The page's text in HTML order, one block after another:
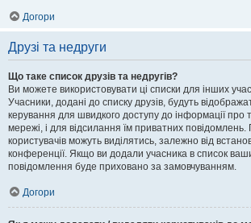
Догори
Друзі та недруги
Що таке список друзів та недругів?
Ви можете використовувати ці списки для інших
Учасники, додані до списку друзів, будуть
керування для швидкого доступу до інформації про
мережі, і для відсилання їм приватних
користувачів можуть виділятись, залежно від
конференції. Якщо ви додали учасника в список
повідомлення буде приховано за замовчуванням.
Догори